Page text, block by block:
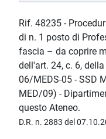
Rif. 48235 -
di n. 1 posto di
fascia – da coprire
dell'art. 24, c. 6,
06/MEDS-05 - SSD
MED/09) -
questo Ateneo.
D.R. n. 2883 del